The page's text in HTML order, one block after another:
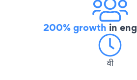
200% growth in
वी